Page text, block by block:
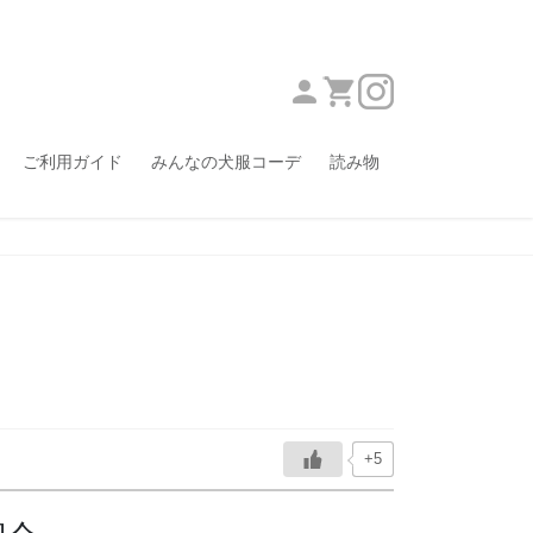
ご利用ガイド みんなの犬服コーデ 読み物
+5